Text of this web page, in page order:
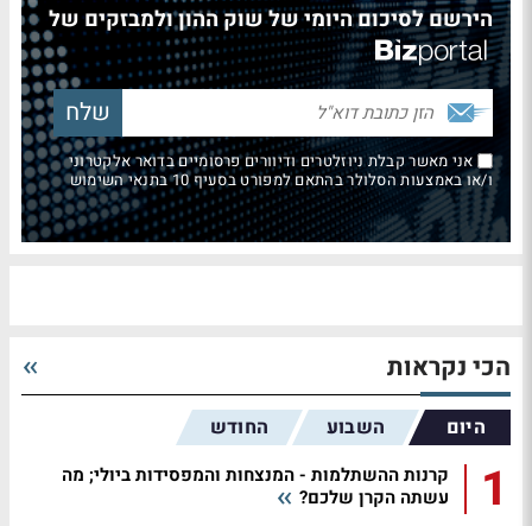
הירשם לסיכום היומי של שוק ההון ולמבזקים של
אני מאשר קבלת ניוזלטרים ודיוורים פרסומיים בדואר אלקטרוני
ו/או באמצעות הסלולר בהתאם למפורט בסעיף 10 בתנאי השימוש
הכי נקראות
היום השבוע החודש
1
קרנות ההשתלמות - המנצחות והמפסידות ביולי; מה
עשתה הקרן שלכם?